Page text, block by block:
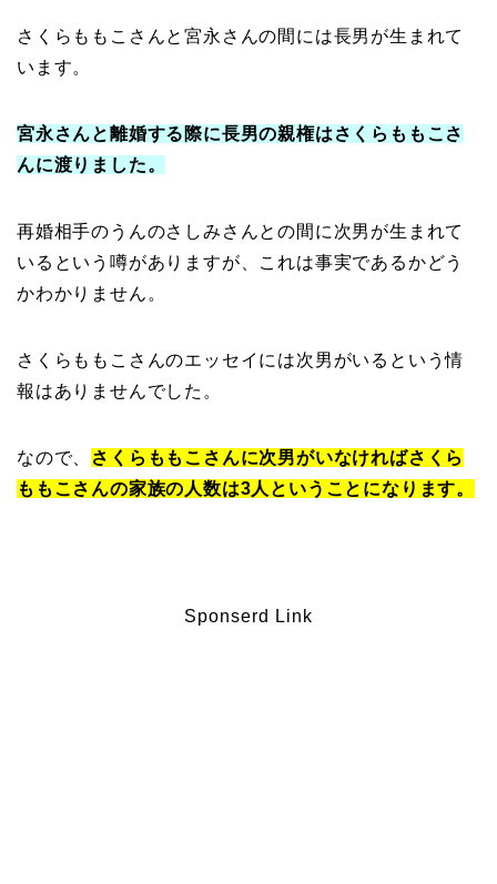
さくらももこさんと宮永さんの間には長男が生まれて
います。
宮永さんと離婚する際に長男の親権はさくらももこさ
んに渡りました。
再婚相手のうんのさしみさんとの間に次男が生まれて
いるという噂がありますが、これは事実であるかどう
かわかりません。
さくらももこさんのエッセイには次男がいるという情
報はありませんでした。
なので、
さくらももこさんに次男がいなければさくら
ももこさんの家族の人数は3人ということになります。
Sponserd Link